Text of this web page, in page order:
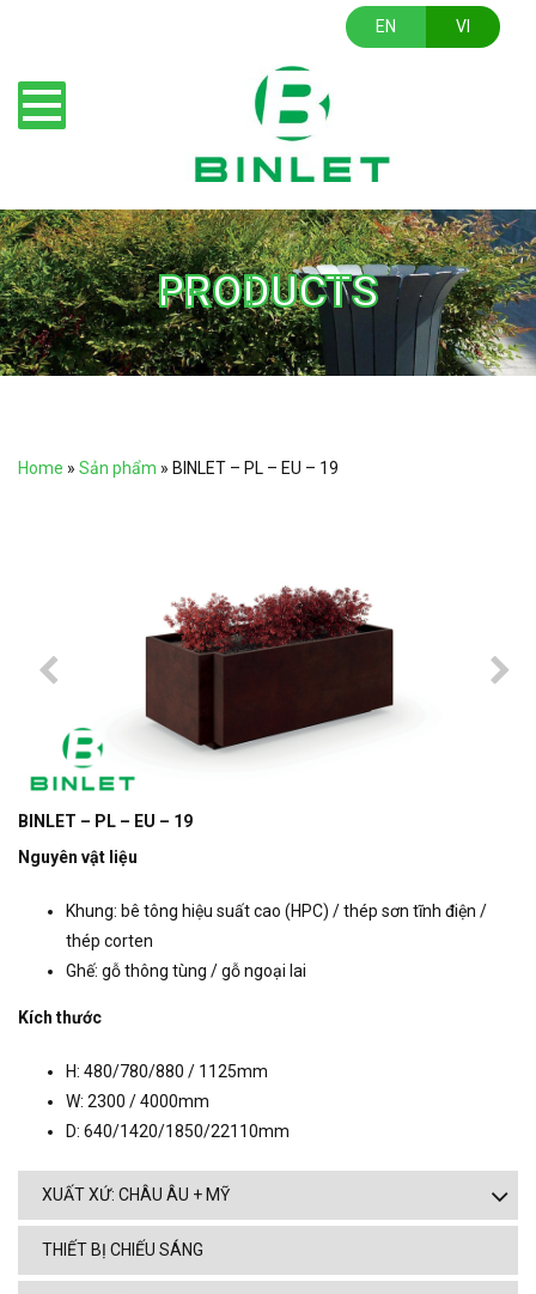
EN VI
PRODUCTS
Home » Sản phẩm » BINLET – PL – EU – 19
BINLET – PL – EU – 19
Nguyên vật liệu
Khung: bê tông hiệu suất cao (HPC) / thép sơn tĩnh điện /
thép corten
Ghế: gỗ thông tùng / gỗ ngoại lai
Kích thước
H: 480/780/880 / 1125mm
W: 2300 / 4000mm
D: 640/1420/1850/22110mm
XUẤT XỨ: CHÂU ÂU + MỸ
THIẾT BỊ CHIẾU SÁNG